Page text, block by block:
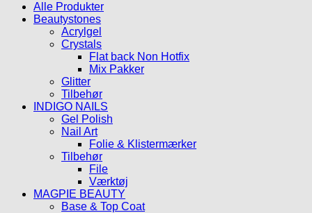
Alle Produkter
Beautystones
Acrylgel
Crystals
Flat back Non Hotfix
Mix Pakker
Glitter
Tilbehør
INDIGO NAILS
Gel Polish
Nail Art
Folie & Klistermærker
Tilbehør
File
Værktøj
MAGPIE BEAUTY
Base & Top Coat